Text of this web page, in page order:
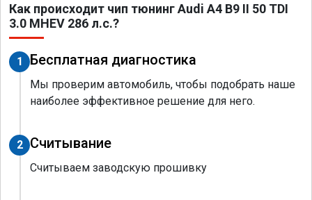
Как происходит чип тюнинг Audi A4 B9 II 50 TDI
3.0 MHEV 286 л.с.?
1 Бесплатная диагностика
Мы проверим автомобиль, чтобы подобрать наше
наиболее эффективное решение для него.
2 Считывание
Считываем заводскую прошивку